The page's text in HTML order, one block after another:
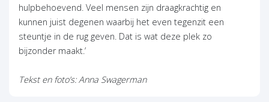
hulpbehoevend. Veel mensen zijn draagkrachtig en
kunnen juist degenen waarbij het even tegenzit een
steuntje in de rug geven. Dat is wat deze plek zo
bijzonder maakt.’
Tekst en foto’s: Anna Swagerman